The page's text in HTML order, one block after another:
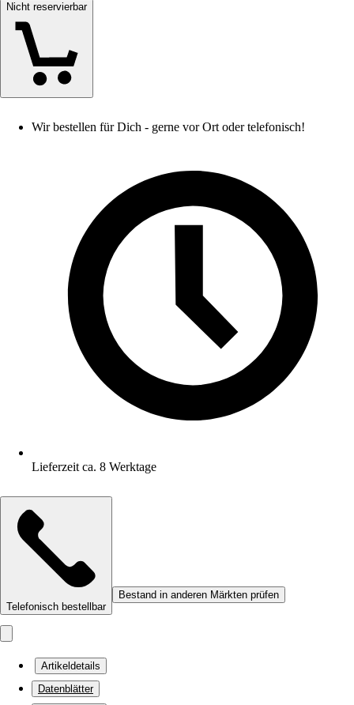
Nicht reservierbar
Wir bestellen für Dich - gerne vor Ort oder telefonisch!
Lieferzeit ca. 8 Werktage
Telefonisch bestellbar
Bestand in anderen Märkten prüfen
Artikeldetails
Datenblätter